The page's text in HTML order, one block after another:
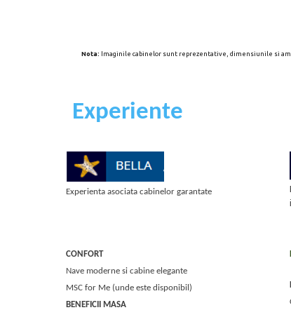
Nota: Imaginile cabinelor sunt reprezentative, dimensiunile si
Experiente
Experienta asociata cabinelor garantate
CONFORT
Nave moderne si cabine elegante
MSC for Me (unde este disponibil)
BENEFICII MASA